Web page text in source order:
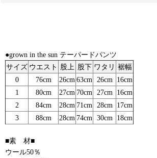
●grown in the sun テーパードパンツ
サイズ ウエスト 股上 股下 ワタリ 裾幅
0
76cm 26cm 63cm 26cm
16cm
1
80cm 27cm 70cm 27cm
16cm
2
84cm 28cm 71cm 28cm
17cm
3
88cm 28cm 74cm 30cm 18cm
■素 材■
ウール50％